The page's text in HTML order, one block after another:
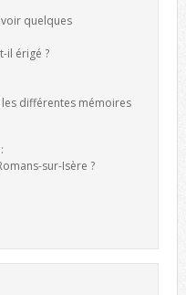
quelques
il érigé ?
différentes mémoires
sur-Isère ?